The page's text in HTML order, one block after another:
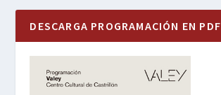
DESCARGA PROGRAMACIÓN EN PDF